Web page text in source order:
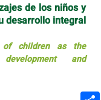
de los niños y
desarrollo integral
of children as the
and